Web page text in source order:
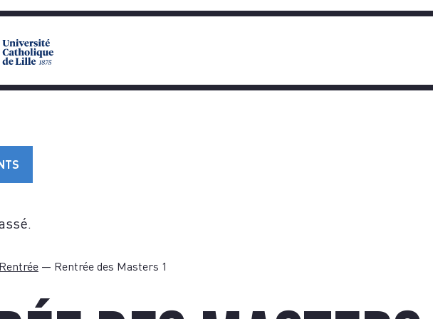
Rentrée — Rentrée des Masters 1